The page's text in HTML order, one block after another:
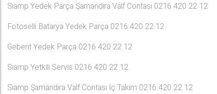
Sıamp Yedek Parça Şamandıra Valf Contası 0216 420 22 12
Fotoselli Batarya Yedek Parça 0216 420 22 12
Geberıt Yedek Parça 0216 420 22 12
Sıamp Yetkili Servis 0216 420 22 12
Sıamp Şamandıra Valf Contası İç Takım 0216 420 22 12